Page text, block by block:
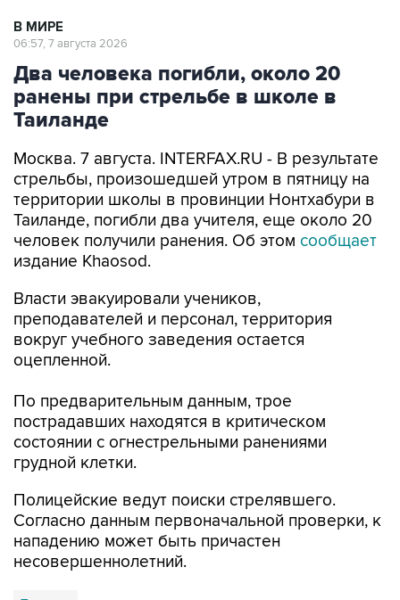
Два человека погибли, около 20
ранены при стрельбе в школе в
Таиланде
Москва. 7 августа. INTERFAX.RU - В результате
территории школы в провинции Нонтхабури в
Таиланде, погибли два учителя, еще около 20
человек получили ранения. Об этомсообщает
издание Khaosod.
Власти эвакуировали учеников,
вокруг учебного заведения остается
оцепленной.
По предварительным данным, трое
состоянии с огнестрельными ранениями
грудной клетки.
Полицейские ведут поиски стрелявшего.
нападению может быть причастен
несовершеннолетний.
Таиланд